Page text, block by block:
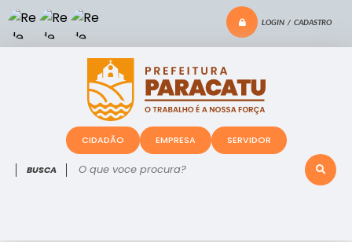
LOGIN / CADASTRO
O que voce procura?
CIDADÃO EMPRESA SERVIDOR